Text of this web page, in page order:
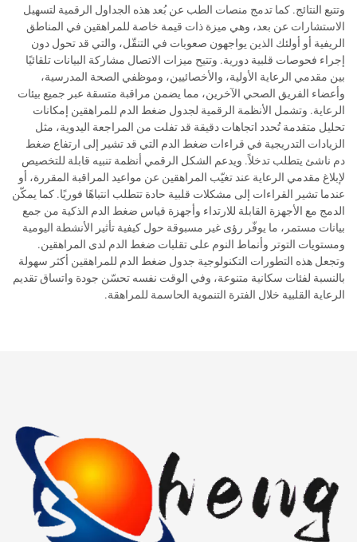
وتتبع النتائج. كما تدمج منصات الطب عن بُعد هذه الجداول الرقمية لتسهيل
الاستشارات عن بعد، وهي ميزة ذات قيمة خاصة للمراهقين في المناطق
الريفية أو أولئك الذين يواجهون صعوبات في التنقّل، والتي قد تحول دون
إجراء فحوصات قلبية دورية. وتتيح ميزات الاتصال مشاركة البيانات تلقائيًا
بين مقدمي الرعاية الأولية، والأخصائيين، وموظفي الصحة المدرسية،
وأعضاء الفريق الصحي الآخرين، مما يضمن مراقبة متسقة عبر جميع بيئات
الرعاية. وتشمل الأنظمة الرقمية لجدول ضغط الدم للمراهقين إمكانات
تحليل متقدمة تُحدد اتجاهات دقيقة قد تفلت من المراجعة اليدوية، مثل
الزيادات التدريجية في قراءات ضغط الدم التي قد تشير إلى ارتفاع ضغط
دم ناشئ يتطلب تدخلاً. ويدعم الشكل الرقمي أنظمة تنبيه قابلة للتخصيص
لإبلاغ مقدمي الرعاية عند تغيّب المراهقين عن مواعيد المراقبة المقررة، أو
عندما تشير القراءات إلى مشكلات قلبية حادة تتطلب انتباهًا فوريًا. كما يمكّن
الدمج مع الأجهزة القابلة للارتداء وأجهزة قياس ضغط الدم الذكية من جمع
بيانات مستمر، ما يوفّر رؤى غير مسبوقة حول كيفية تأثير الأنشطة اليومية
ومستويات التوتر وأنماط النوم على تقلبات ضغط الدم لدى المراهقين.
وتجعل هذه التطورات التكنولوجية جدول ضغط الدم للمراهقين أكثر سهولة
بالنسبة لفئات سكانية متنوعة، وفي الوقت نفسه تحسّن جودة واتساق تقديم
الرعاية القلبية خلال الفترة التنموية الحاسمة للمراهقة.